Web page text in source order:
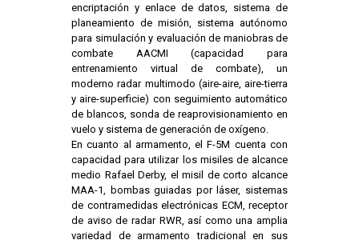
encriptación y enlace de datos, sistema de
planeamiento de misión, sistema autónomo
para simulación y evaluación de maniobras de
combate AACMI (capacidad para
entrenamiento virtual de combate), un
moderno radar multimodo (aire-aire, aire-tierra
y aire-superficie) con seguimiento automático
de blancos, sonda de reaprovisionamiento en
vuelo y sistema de generación de oxígeno.
En cuanto al armamento, el F-5M cuenta con
capacidad para utilizar los misiles de alcance
medio Rafael Derby, el misil de corto alcance
MAA-1, bombas guiadas por láser, sistemas
de contramedidas electrónicas ECM, receptor
de aviso de radar RWR, así como una amplia
variedad de armamento tradicional en sus